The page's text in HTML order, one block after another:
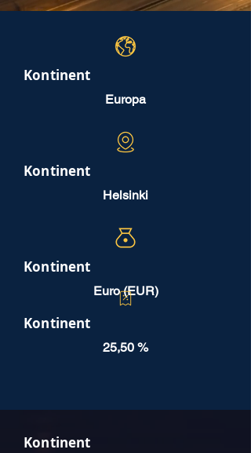
Kontinent
Europa
Kontinent
Helsinki
Kontinent
Euro (EUR)
Kontinent
25,50 %
Kontinent